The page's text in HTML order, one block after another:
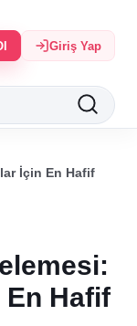
Giriş Yap
İçin En Hafif
Hafif